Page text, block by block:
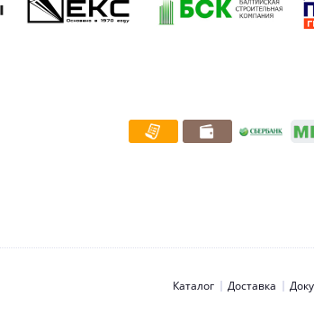
Каталог Доставка